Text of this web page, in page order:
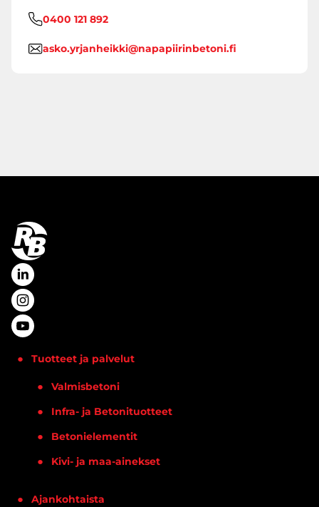
0400 121 892
asko.yrjanheikki@napapiirinbetoni.fi
Tuotteet ja palvelut
Valmisbetoni
Infra- ja Betonituotteet
Betonielementit
Kivi- ja maa-ainekset
Ajankohtaista